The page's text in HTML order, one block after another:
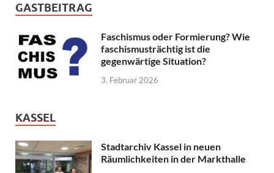
GASTBEITRAG
Faschismus oder Formierung? Wie
faschismusträchtig ist die
gegenwärtige Situation?
3. Februar 2026
KASSEL
Stadtarchiv Kassel in neuen
Räumlichkeiten in der Markthalle